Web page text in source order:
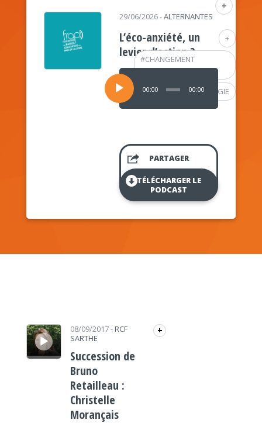
+
+
#CHANGEMENT
CLIMATIQUE
#PSYCHOLOGIE
29/06/2026-ALTERNANTES
L’éco-anxiété, un
levier d’action ?
Lecteur
audio
00:00 00:00
PARTAGER
TÉLÉCHARGER LE
PODCAST
Lecteur audio 08/09/2017- RCF
SARTHE
+
Succession de
Bruno
Retailleau :
Christelle
Morançais